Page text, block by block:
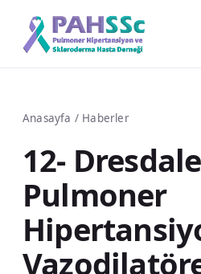
Anasayfa / Haberler
12-
Pulmoner